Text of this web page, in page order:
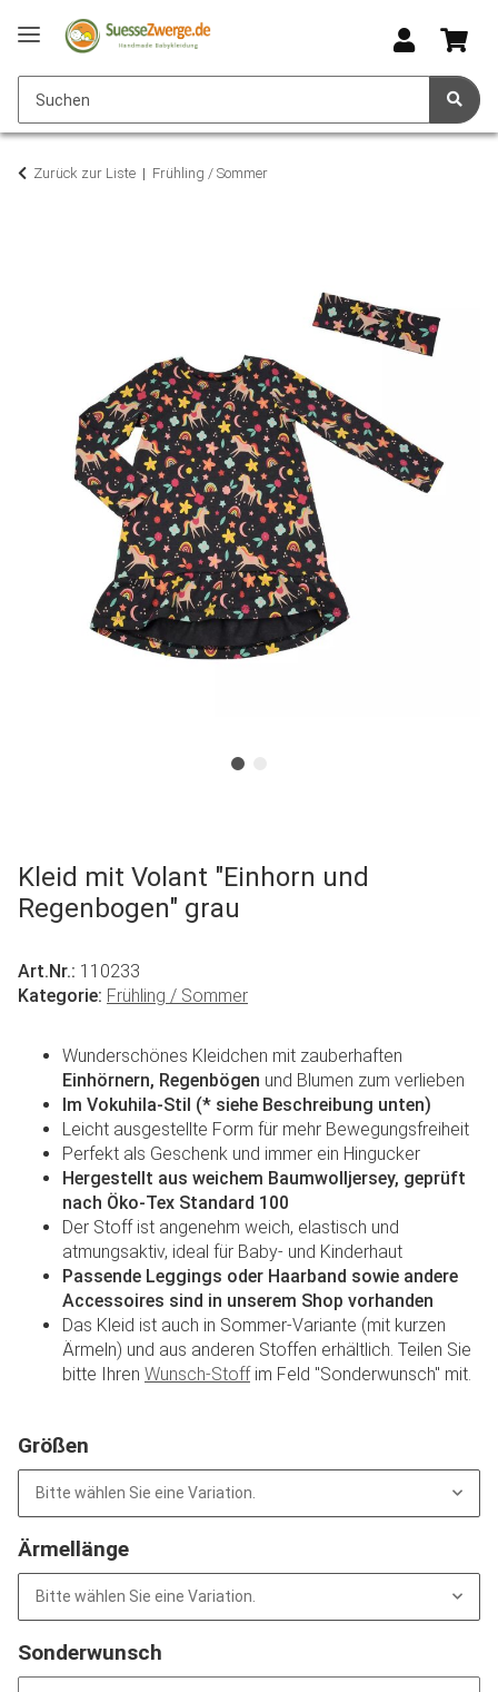
Zurück zur Liste Frühling / Sommer
Kleid mit Volant "Einhorn und
Regenbogen" grau
Art.Nr.: 110233
Kategorie: Frühling / Sommer
Wunderschönes Kleidchen mit zauberhaften
Einhörnern, Regenbögen und Blumen zum verlieben
Im Vokuhila-Stil (* siehe Beschreibung unten)
Leicht ausgestellte Form für mehr Bewegungsfreiheit
Perfekt als Geschenk und immer ein Hingucker
Hergestellt aus weichem Baumwolljersey, geprüft
nach Öko-Tex Standard 100
Der Stoff ist angenehm weich, elastisch und
atmungsaktiv, ideal für Baby- und Kinderhaut
Passende Leggings oder Haarband sowie andere
Accessoires sind in unserem Shop vorhanden
Das Kleid ist auch in Sommer-Variante (mit kurzen
Ärmeln) und aus anderen Stoffen erhältlich. Teilen Sie
bitte Ihren Wunsch-Stoffim Feld "Sonderwunsch" mit.
Größen
Bitte wählen Sie eine Variation.
Ärmellänge
Bitte wählen Sie eine Variation.
Sonderwunsch